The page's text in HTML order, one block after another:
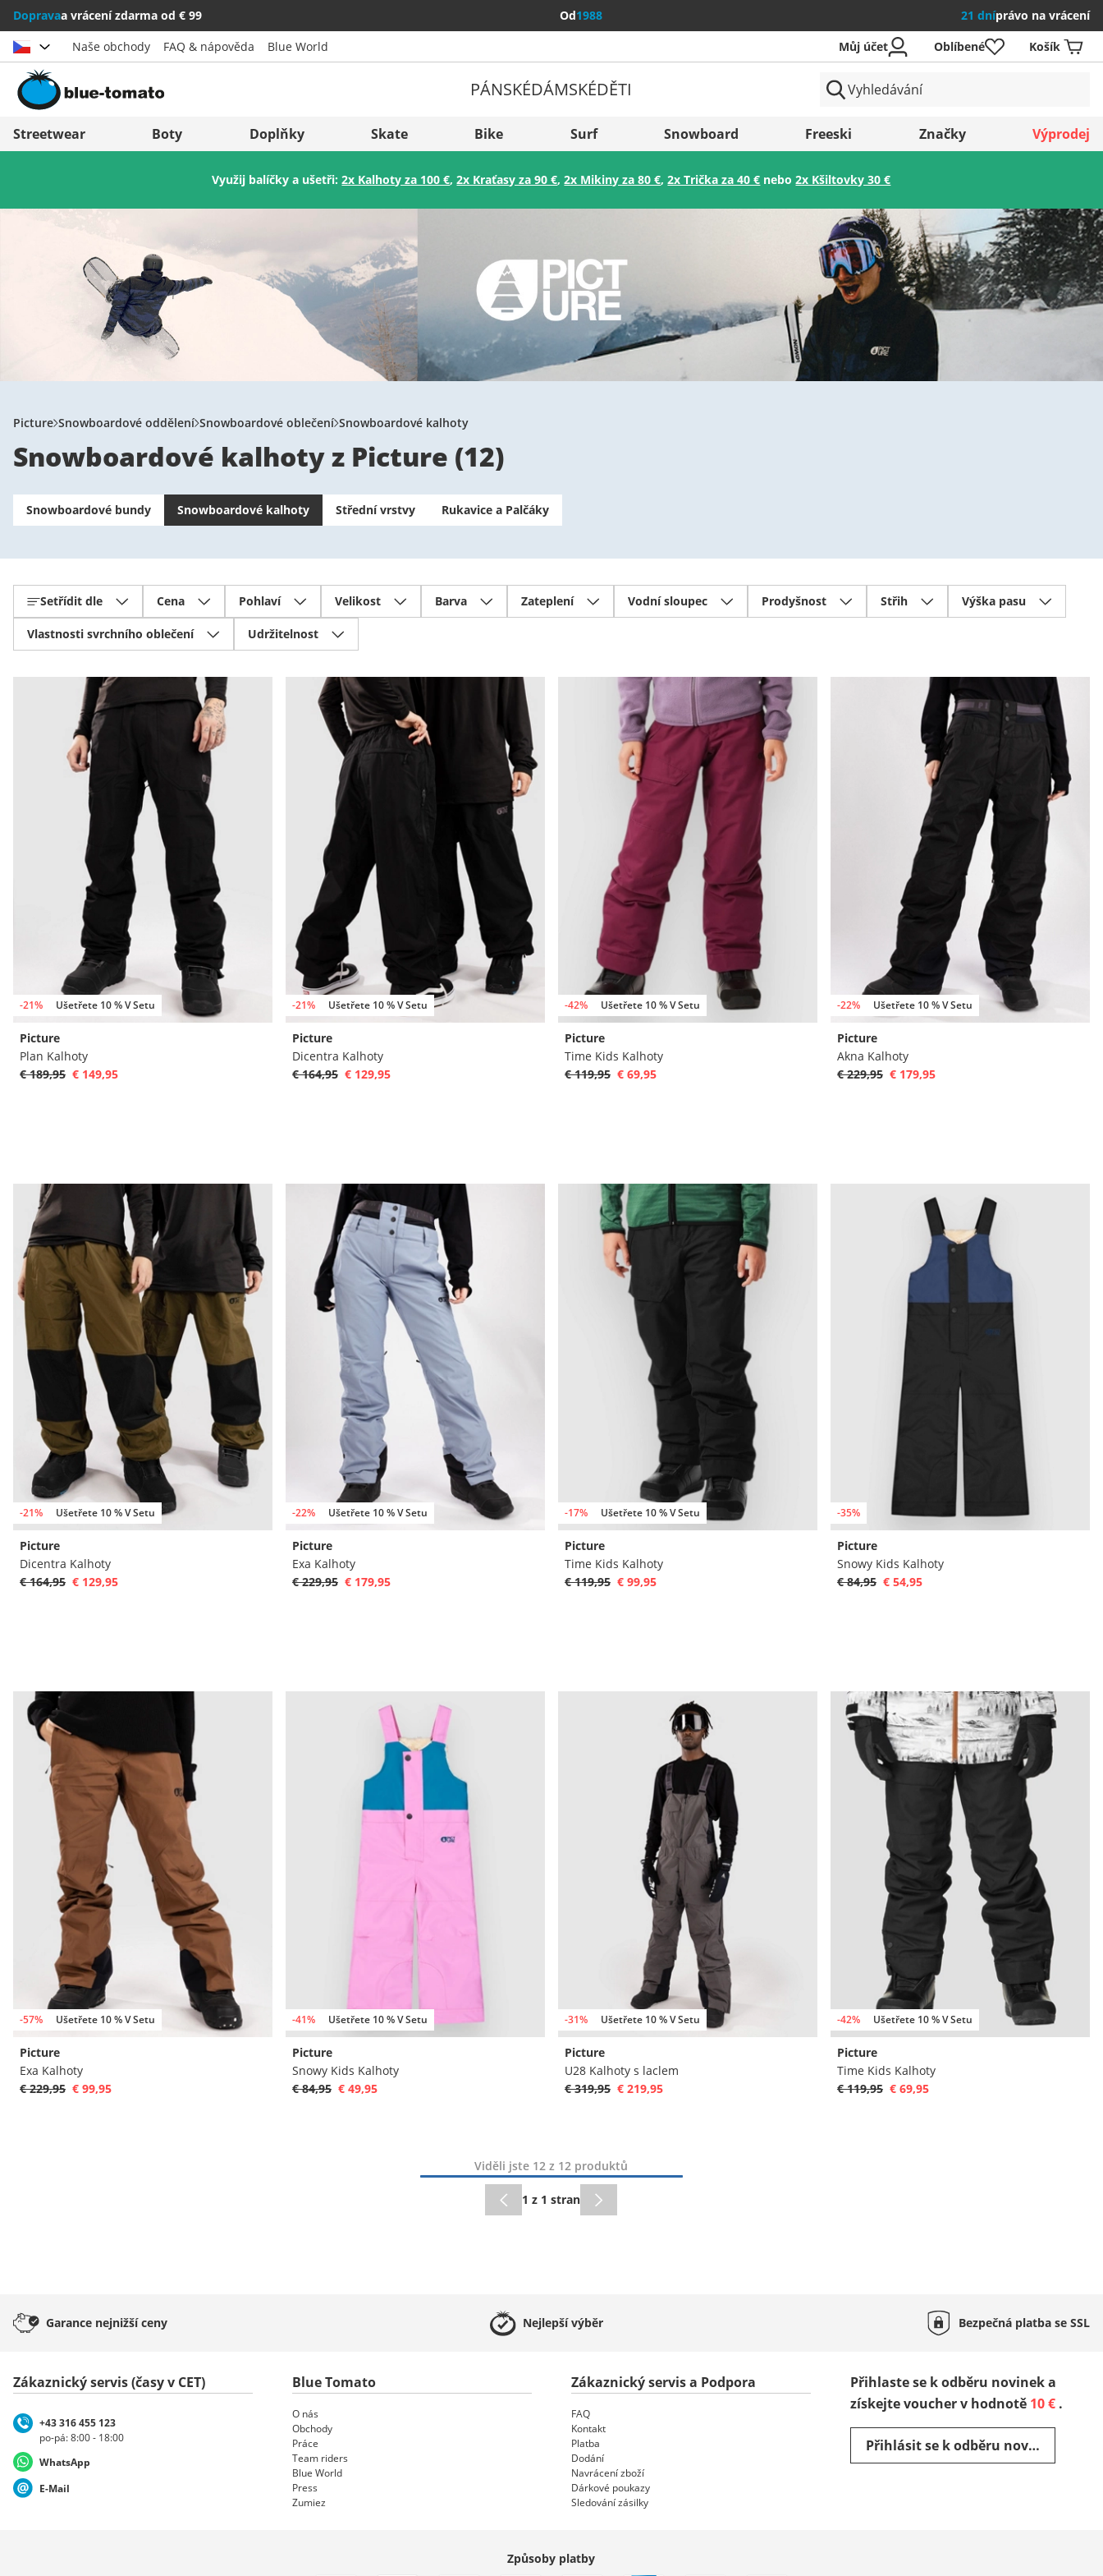
Dopravaa vrácení zdarma od € 99 Od1988 21 dníprávo na vrácení
Vybrat zemi
Österreich
Italia (Italiano)
Italien (Deutsch)
Suomi
United Kingdom
Slovenija
België (Nederlands)
Danmark
Norge
Uložit
Naše obchody FAQ & nápověda Blue World Můj účet Oblíbené Košík
PÁNSKÉDÁMSKÉDĚTI
Streetwear Boty Doplňky Skate Bike Surf Snowboard Freeski Značky Výprodej
Využij balíčky a ušetři:2x Kalhoty za 100 €,2x Kraťasy za 90 €,2x Mikiny za 80 €,2x Trička za 40 € nebo2x Kšiltovky 30 €
Picture Snowboardové oddělení Snowboardové oblečení Snowboardové kalhoty
Snowboardové kalhoty z Picture (12)
Snowboardové bundy Snowboardové kalhoty Střední vrstvy Rukavice a Palčáky
Setřídit dle Cena Pohlaví Velikost Barva Zateplení Vodní sloupec Prodyšnost Střih Výška pasu
Vlastnosti svrchního oblečení Udržitelnost
-21% Ušetřete 10 % V Setu
Picture
Plan Kalhoty
€ 189,95 € 149,95
-21% Ušetřete 10 % V Setu
Picture
Dicentra Kalhoty
€ 164,95 € 129,95
-42% Ušetřete 10 % V Setu
Picture
Time Kids Kalhoty
€ 119,95 € 69,95
-22% Ušetřete 10 % V Setu
Picture
Akna Kalhoty
€ 229,95 € 179,95
-21% Ušetřete 10 % V Setu
Picture
Dicentra Kalhoty
€ 164,95 € 129,95
-22% Ušetřete 10 % V Setu
Picture
Exa Kalhoty
€ 229,95 € 179,95
-17% Ušetřete 10 % V Setu
Picture
Time Kids Kalhoty
€ 119,95 € 99,95
-35%
Picture
Snowy Kids Kalhoty
€ 84,95 € 54,95
-57% Ušetřete 10 % V Setu
Picture
Exa Kalhoty
€ 229,95 € 99,95
-41% Ušetřete 10 % V Setu
Picture
Snowy Kids Kalhoty
€ 84,95 € 49,95
-31% Ušetřete 10 % V Setu
Picture
U28 Kalhoty s laclem
€ 319,95 € 219,95
-42% Ušetřete 10 % V Setu
Picture
Time Kids Kalhoty
€ 119,95 € 69,95
Viděli jste 12 z 12 produktů
1 z 1 stran
Garance nejnižší ceny Nejlepšívýběr Bezpečná platba se SSL
Zákaznický servis (časy v CET)
+43 316 455 123
po-pá: 8:00 - 18:00
WhatsApp
E-Mail
Blue Tomato
O nás
Obchody
Práce
Team riders
Blue World
Press
Zumiez
Zákaznický servis a Podpora
FAQ
Kontakt
Platba
Dodání
Navrácení zboží
Dárkové poukazy
Sledování zásilky
Přihlaste se k odběru novinek a
získejte voucher v hodnotě 10 € .
Přihlásit se k odběru novinek
Způsoby platby